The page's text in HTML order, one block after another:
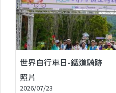
世界自行車日-鐵道騎跡
照片
2026/07/23